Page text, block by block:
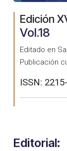
Edición
Vol.18
Editado en
Publicación
ISSN:
Editorial: